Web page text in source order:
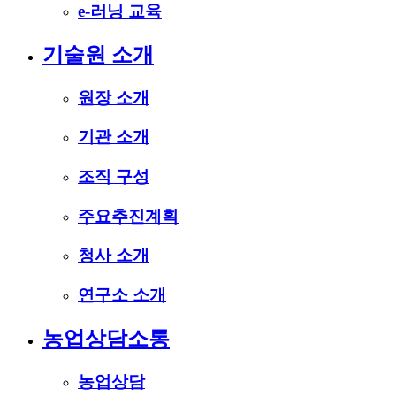
e-러닝 교육
기술원 소개
원장 소개
기관 소개
조직 구성
주요추진계획
청사 소개
연구소 소개
농업상담소통
농업상담